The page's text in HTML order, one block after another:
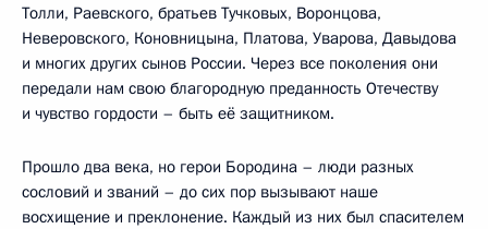
Толли, Раевского, братьев Тучковых, Воронцова,
Неверовского, Коновницына, Платова, Уварова, Давыдова
и многих других сынов России. Через все поколения они
передали нам свою благородную преданность Отечеству
и чувство гордости – быть её защитником.
Прошло два века, но герои Бородина – люди разных
сословий и званий – до сих пор вызывают наше
восхищение и преклонение. Каждый из них был спасителем